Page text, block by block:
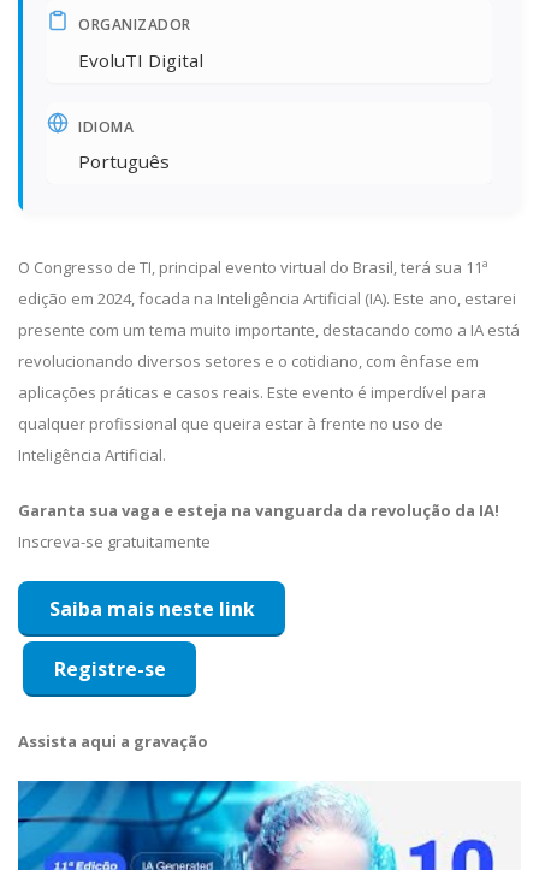
ORGANIZADOR
EvoluTI Digital
IDIOMA
Português
O Congresso de TI, principal evento virtual do Brasil, terá sua 11ª
edição em 2024, focada na Inteligência Artificial (IA). Este ano, estarei
presente com um tema muito importante, destacando como a IA está
revolucionando diversos setores e o cotidiano, com ênfase em
aplicações práticas e casos reais. Este evento é imperdível para
qualquer profissional que queira estar à frente no uso de
Inteligência Artificial.
Garanta sua vaga e esteja na vanguarda da revolução da IA!
Inscreva-se gratuitamente
Saiba mais neste link
Registre-se
Assista aqui a gravação